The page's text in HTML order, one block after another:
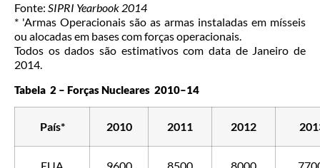
Fonte: SIPRI Yearbook 2014
* 'Armas Operacionais são as armas instaladas em mísseis
ou alocadas em bases com forças operacionais.
Todos os dados são estimativos com data de Janeiro de
2014.
Tabela 2 – Forças Nucleares 2010–14
País* 2010 2011 2012